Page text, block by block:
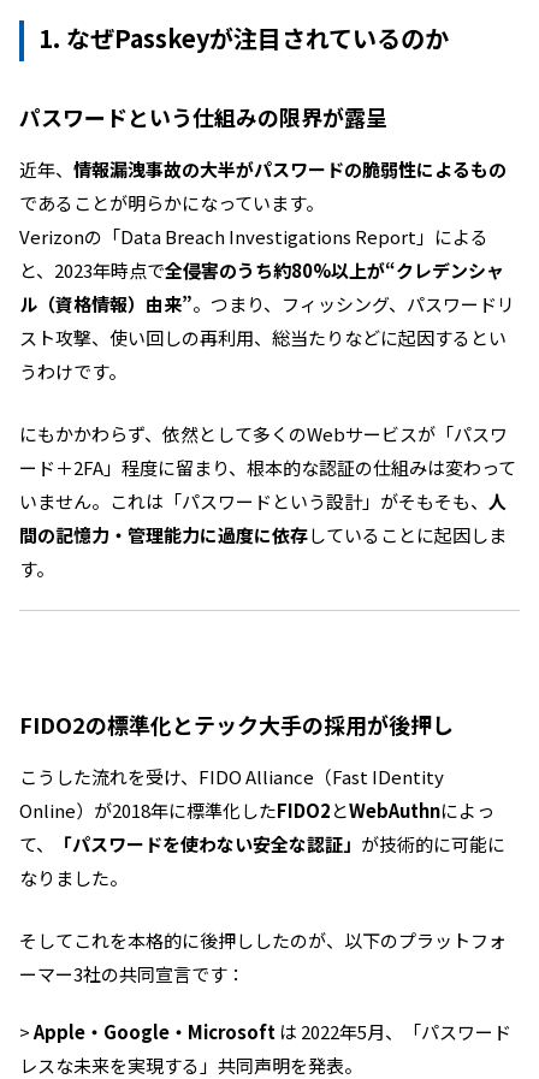
1. なぜPasskeyが注目されているのか
パスワードという仕組みの限界が露呈
近年、 情報漏洩事故の大半がパスワードの脆弱性によるもの
であることが明らかになっています。
Verizonの「Data Breach Investigations Report」による
と、2023年時点で全侵害のうち約80%以上が“クレデンシャ
ル（資格情報）由来”。つまり、フィッシング、パスワードリ
スト攻撃、使い回しの再利用、総当たりなどに起因するとい
うわけです。
にもかかわらず、依然として多くのWebサービスが「パスワ
ード＋2FA」程度に留まり、根本的な認証の仕組みは変わって
いません。これは「パスワードという設計」がそもそも、 人
間の記憶力・管理能力に過度に依存していることに起因しま
す。
FIDO2の標準化とテック大手の採用が後押し
こうした流れを受け、FIDO Alliance（Fast IDentity
Online）が2018年に標準化したFIDO2とWebAuthnによっ
て、
「パスワードを使わない安全な認証」 が技術的に可能に
なりました。
そしてこれを本格的に後押ししたのが、以下のプラットフォ
ーマー3社の共同宣言です：
>Apple・Google・Microsoft は 2022年5月、「パスワード
レスな未来を実現する」共同声明を発表。